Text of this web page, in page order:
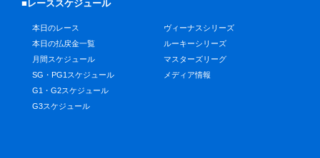
■レーススケジュール
本日のレース
本日の払戻金一覧
月間スケジュール
SG・PG1スケジュール
G1・G2スケジュール
G3スケジュール
ヴィーナスシリーズ
ルーキーシリーズ
マスターズリーグ
メディア情報